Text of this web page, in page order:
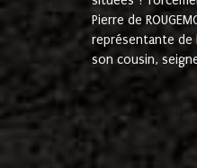
Pierre de
représentante de
son cousin,